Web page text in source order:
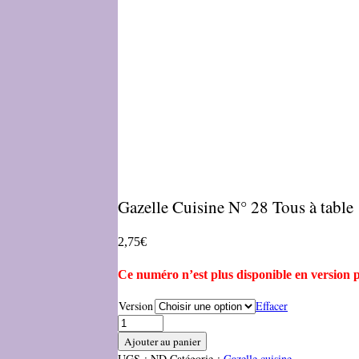
Gazelle Cuisine N° 28 Tous à table
2,75€
Ce numéro n’est plus disponible en version
Version Effacer
Ajouter au panier